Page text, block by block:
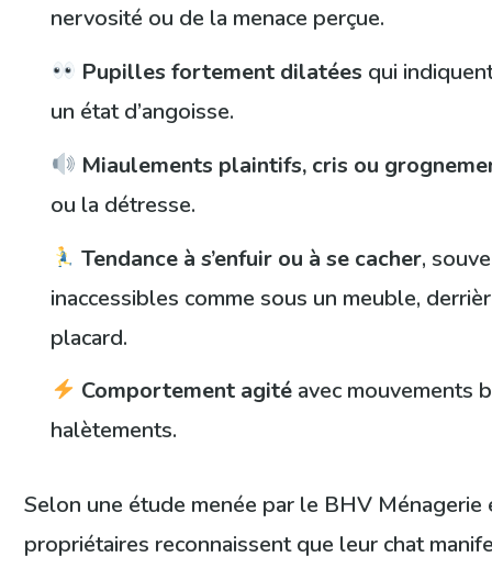
nervosité ou de la menace perçue.
Pupilles fortement dilatées qui
un état d’angoisse.
Miaulements plaintifs, cris ou
ou la détresse.
Tendance à s’enfuir ou à se cacher,
inaccessibles comme sous un meuble,
placard.
Comportement agité avec mouvements
halètements.
Selon une étude menée par le BHV
propriétaires reconnaissent que leur chat